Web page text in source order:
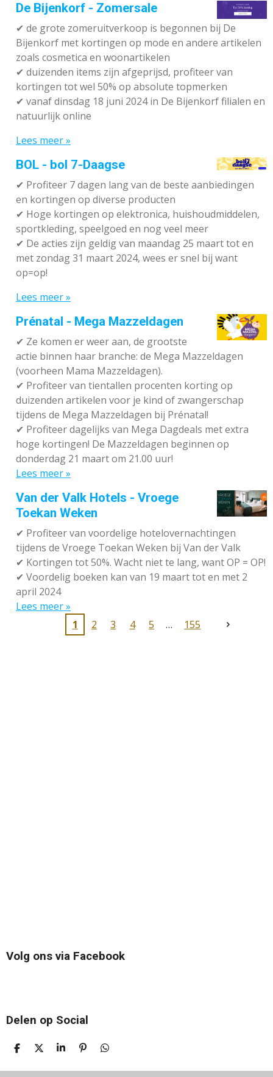
De Bijenkorf - Zomersale
✔ de grote zomeruitverkoop is begonnen bij De
Bijenkorf met kortingen op mode en andere artikelen
zoals cosmetica en woonartikelen
✔ duizenden items zijn afgeprijsd, profiteer van
kortingen tot wel 50% op absolute topmerken
✔ vanaf dinsdag 18 juni 2024 in De Bijenkorf filialen en
natuurlijk online
Lees meer »
BOL - bol 7-Daagse
✔ Profiteer 7 dagen lang van de beste aanbiedingen
en kortingen op diverse producten
✔ Hoge kortingen op elektronica, huishoudmiddelen,
sportkleding, speelgoed en nog veel meer
✔ De acties zijn geldig van maandag 25 maart tot en
met zondag 31 maart 2024, wees er snel bij want
op=op!
Lees meer »
Prénatal - Mega Mazzeldagen
✔ Ze komen er weer aan, de grootste
actie binnen haar branche: de Mega Mazzeldagen
(voorheen Mama Mazzeldagen).
✔ Profiteer van tientallen procenten korting op
duizenden artikelen voor je kind of zwangerschap
tijdens de Mega Mazzeldagen bij Prénatal!
✔ Profiteer dagelijks van Mega Dagdeals met extra
hoge kortingen! De Mazzeldagen beginnen op
donderdag 21 maart om 21.00 uur!
Lees meer »
Van der Valk Hotels - Vroege
Toekan Weken
✔ Profiteer van voordelige hotelovernachtingen
tijdens de Vroege Toekan Weken bij Van der Valk
✔ Kortingen tot 50%. Wacht niet te lang, want OP = OP!
✔ Voordelig boeken kan van 19 maart tot en met 2
april 2024
Lees meer »
1
2 3 4 5 155
Volg ons via Facebook
Delen op Social
D
L
D
E
S
A
P
N
D
L